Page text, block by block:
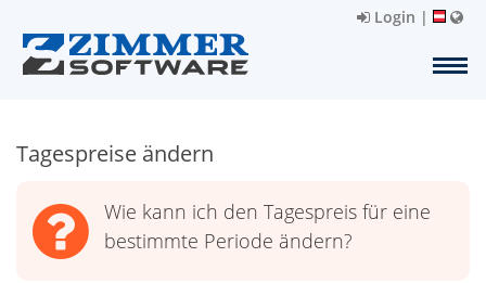
Login |
Tagespreise ändern
Wie kann ich den Tagespreis für eine
bestimmte Periode ändern?